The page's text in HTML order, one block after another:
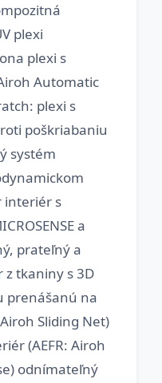
plexi
plexi s
Automatic
plexi s
poškriabaniu
systém
interiér s
a
prateľný a
tkaniny s 3D
prenášanú na
Sliding Net)
(AEFR: Airoh
odnímateľný